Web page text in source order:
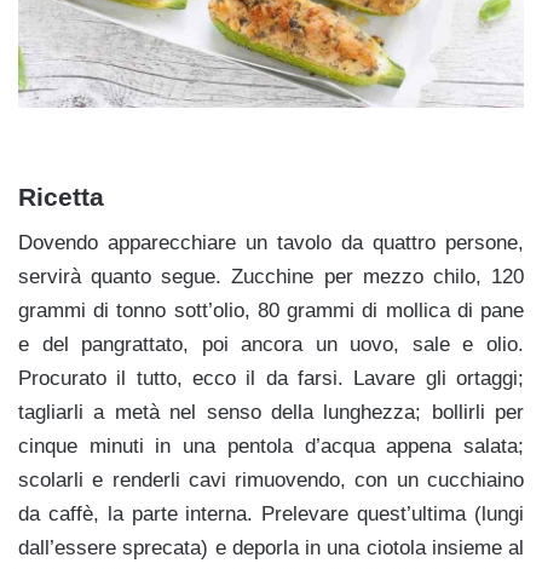
Ricetta
Dovendo apparecchiare un tavolo da quattro persone,
servirà quanto segue. Zucchine per mezzo chilo, 120
grammi di tonno sott’olio, 80 grammi di mollica di pane
e del pangrattato, poi ancora un uovo, sale e olio.
Procurato il tutto, ecco il da farsi. Lavare gli ortaggi;
tagliarli a metà nel senso della lunghezza; bollirli per
cinque minuti in una pentola d’acqua appena salata;
scolarli e renderli cavi rimuovendo, con un cucchiaino
da caffè, la parte interna. Prelevare quest’ultima (lungi
dall’essere sprecata) e deporla in una ciotola insieme al